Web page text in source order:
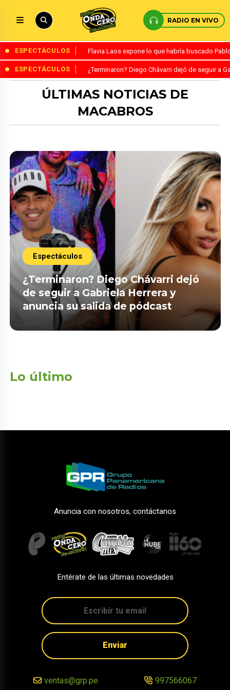
RADIO EN VIVO
ESPECTÁCULOS Flavia Laos expone lo que habría buscado
ESPECTÁCULOS ¿Terminaron? Diego Chávarri dejó de seguir a
ÚLTIMAS NOTICIAS DE
MACABROS
Espectáculos
¿Terminaron? Diego Chávarri dejó
de seguir a Gabriela Herrera y
anuncia su salida de pódcast
Lo último
Anuncia con nosotros, contáctanos
Entérate de las últimas novedades
Enviar
ventas@grp.pe 997566067